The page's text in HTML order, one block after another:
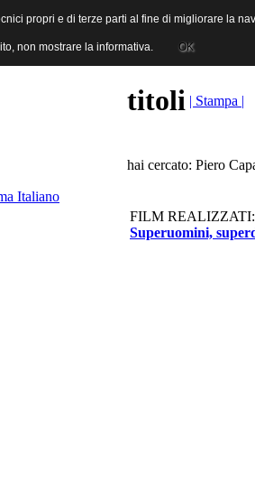
Industrie Cinematografiche
Italiano
titoli | Stampa |
hai cercato: Piero
FILM REALIZZATI:
Superuomini,
propri e di terze parti al fine di migliorare la
non mostrare la informativa. OK
propri e di terze parti al fine di migliorare la
non mostrare la informativa. OK